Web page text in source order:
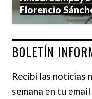
Florencio
BOLETÍN
Recibí las noticias
semana en tu email